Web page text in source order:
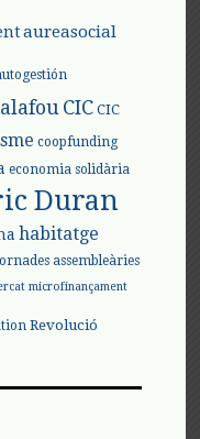
aureasocial
CIC CIC
coopfunding
economia solidària
Duran
habitatge
assembleàries
microfinançament
Revolució